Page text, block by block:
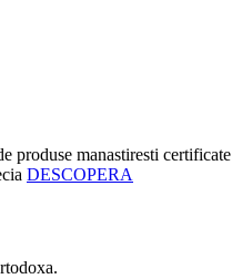
produse manastiresti certificate
DESCOPERA